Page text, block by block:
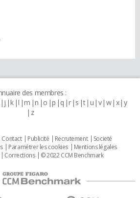
des membres :
j k l m n o p q r s t u v w x y
z
Contact Publicité Recrutement
Societé
Paramétrer les cookies
Mentions légales
Corrections © 2022 CCM Benchmark